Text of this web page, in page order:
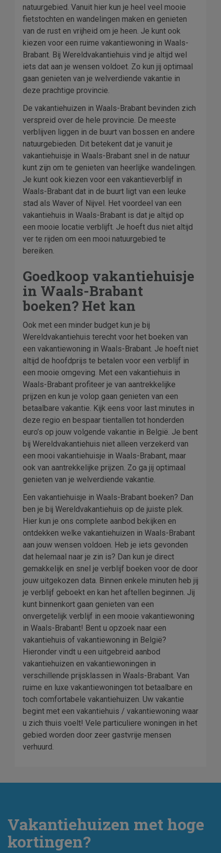
natuurgebied. Vanuit hier kun je heel veel mooie
fietstochten en wandelingen maken en genieten
van de rust en vrijheid om je heen. Je kunt ook
kiezen voor een ruime vakantiewoning in Waals-
Brabant. Bij Wereldvakantiehuis vind je altijd wel
iets dat aan je wensen voldoet. Zo kun jij optimaal
gaan genieten van je welverdiende vakantie in
deze prachtige provincie.
De vakantiehuizen in Waals-Brabant bevinden zich
verspreid over de hele provincie. De meeste
verblijven liggen in de buurt van bossen en andere
natuurgebieden. Dit betekent dat je vanuit je
vakantiehuisje in Waals-Brabant snel in de natuur
kunt zijn om te genieten van heerlijke wandelingen.
Je kunt ook kiezen voor een vakantieverblijf in
Waals-Brabant dat in de buurt ligt van een leuke
stad als Waver of Nijvel. Het voordeel van een
vakantiehuis in Waals-Brabant is dat je altijd op
een mooie locatie verblijft. Je hoeft dus niet altijd
ver te rijden om een mooi natuurgebied te
bereiken.
Goedkoop vakantiehuisje
in Waals-Brabant
boeken? Het kan
Ook met een minder budget kun je bij
Wereldvakantiehuis terecht voor het boeken van
een vakantiewoning in Waals-Brabant. Je hoeft niet
altijd de hoofdprijs te betalen voor een verblijf in
een mooie omgeving. Met een vakantiehuis in
Waals-Brabant profiteer je van aantrekkelijke
prijzen en kun je volop gaan genieten van een
betaalbare vakantie. Kijk eens voor last minutes in
deze regio en bespaar tientallen tot honderden
euro’s op jouw volgende vakantie in België. Je bent
bij Wereldvakantiehuis niet alleen verzekerd van
een mooi vakantiehuisje in Waals-Brabant, maar
ook van aantrekkelijke prijzen. Zo ga jij optimaal
genieten van je welverdiende vakantie.
Een vakantiehuisje in Waals-Brabant boeken? Dan
ben je bij Wereldvakantiehuis op de juiste plek.
Hier kun je ons complete aanbod bekijken en
ontdekken welke vakantiehuizen in Waals-Brabant
aan jouw wensen voldoen. Heb je iets gevonden
dat helemaal naar je zin is? Dan kun je direct
gemakkelijk en snel je verblijf boeken voor de door
jouw uitgekozen data. Binnen enkele minuten heb jij
je verblijf geboekt en kan het aftellen beginnen. Jij
kunt binnenkort gaan genieten van een
onvergetelijk verblijf in een mooie vakantiewoning
in Waals-Brabant! Bent u opzoek naar een
vakantiehuis of vakantiewoning in België?
Hieronder vindt u een uitgebreid aanbod
vakantiehuizen en vakantiewoningen in
verschillende prijsklassen in Waals-Brabant. Van
ruime en luxe vakantiewoningen tot betaalbare en
toch comfortabele vakantiehuizen. Uw vakantie
begint met een vakantiehuis / vakantiewoning waar
u zich thuis voelt! Vele particuliere woningen in het
gebied worden door zeer gastvrije mensen
verhuurd.
Vakantiehuizen met hoge
kortingen?